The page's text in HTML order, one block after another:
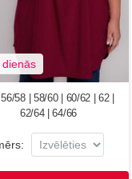
dienās
58 | 58/60 | 60/62 | 62 |
62/64 | 64/66